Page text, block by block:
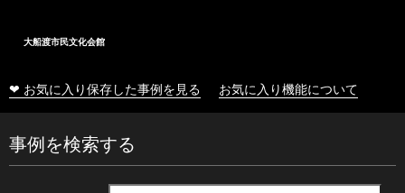
大船渡市民文化会館
❤ お気に入り保存した事例を見る お気に入り機能について
事例を検索する